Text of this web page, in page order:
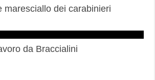
maresciallo dei carabinieri
da Braccialini